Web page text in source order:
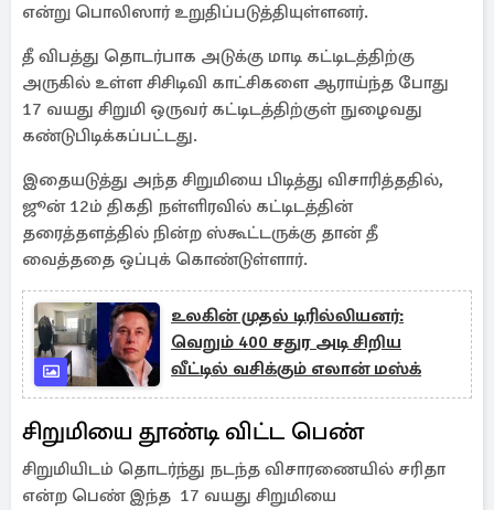
என்று பொலிஸார் உறுதிப்படுத்தியுள்ளனர்.
தீ விபத்து தொடர்பாக அடுக்கு மாடி கட்டிடத்திற்கு
அருகில் உள்ள சிசிடிவி காட்சிகளை ஆராய்ந்த போது
17 வயது சிறுமி ஒருவர் கட்டிடத்திற்குள் நுழைவது
கண்டுபிடிக்கப்பட்டது.
இதையடுத்து அந்த சிறுமியை பிடித்து விசாரித்ததில்,
ஜூன் 12ம் திகதி நள்ளிரவில் கட்டிடத்தின்
தரைத்தளத்தில் நின்ற ஸ்கூட்டருக்கு தான் தீ
வைத்ததை ஒப்புக் கொண்டுள்ளார்.
உலகின் முதல் டிரில்லியனர்:
வெறும் 400 சதுர அடி சிறிய
வீட்டில் வசிக்கும் எலான் மஸ்க்
சிறுமியை தூண்டி விட்ட பெண்
சிறுமியிடம் தொடர்ந்து நடந்த விசாரணையில் சரிதா
என்ற பெண் இந்த 17 வயது சிறுமியை